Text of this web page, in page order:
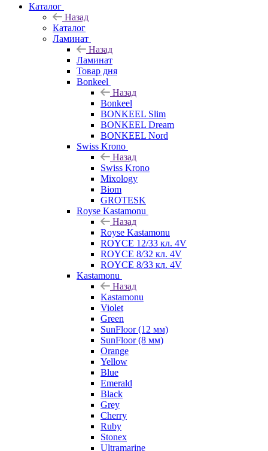
Каталог
Назад
Каталог
Ламинат
Назад
Ламинат
Товар дня
Bonkeel
Назад
Bonkeel
BONKEEL Slim
BONKEEL Dream
BONKEEL Nord
Swiss Krono
Назад
Swiss Krono
Mixology
Biom
GROTESK
Royse Kastamonu
Назад
Royse Kastamonu
ROYCE 12/33 кл. 4V
ROYCE 8/32 кл. 4V
ROYCE 8/33 кл. 4V
Kastamonu
Назад
Kastamonu
Violet
Green
SunFloor (12 мм)
SunFloor (8 мм)
Orange
Yellow
Blue
Emerald
Black
Grey
Cherry
Ruby
Stonex
Ultramarine